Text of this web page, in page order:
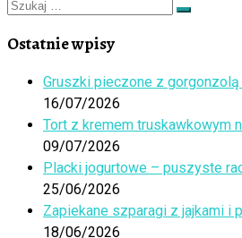
Szukaj
Szukaj
Ostatnie wpisy
Gruszki pieczone z
16/07/2026
Tort z kremem truskawkowym
09/07/2026
Placki jogurtowe – puszyste
25/06/2026
Zapiekane szparagi z jajkami i
18/06/2026